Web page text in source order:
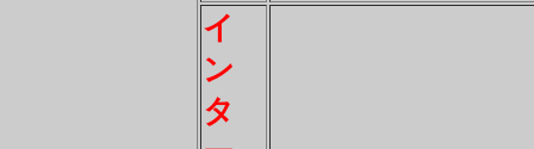
イ
ン
タ